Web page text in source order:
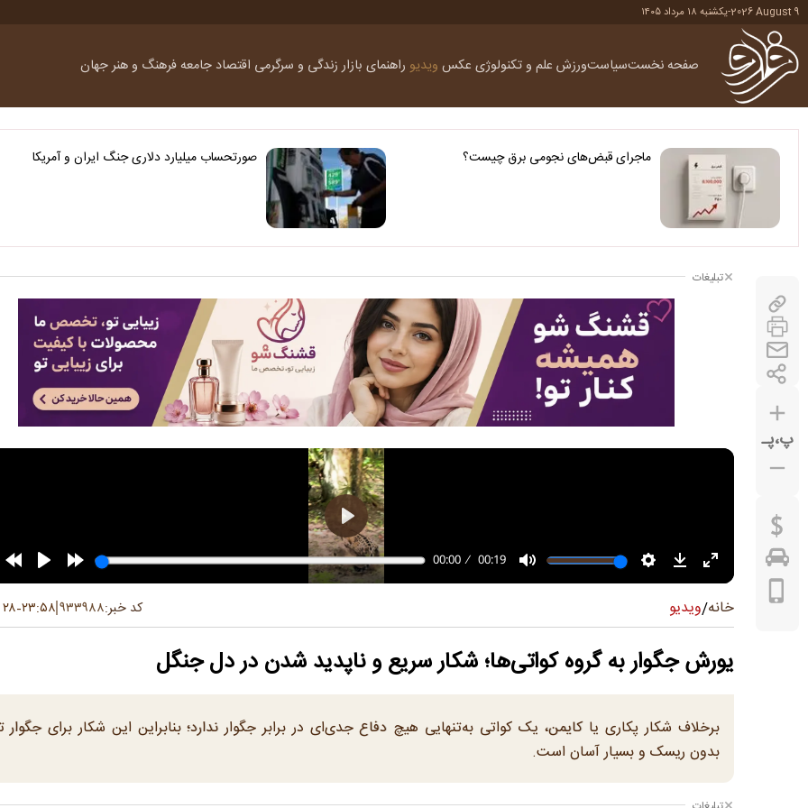
2026 August 9
-یکشنبه ۱۸ مرداد ۱۴۰۵
صفحه نخستسیاستورزش علم و تکنولوژی عکس ویدیو راهنمای بازارزندگی و سرگرمی اقتصاد جامعهفرهنگ و هنرجهان
ماجرای قبض‌های نجومی برق چیست؟ صورتحساب میلیارد دلاری جنگ ایران و آمریکا
پ،پـ
تبلیغات
خانه/ویدیو کد خبر:۹۳۳۹۸۸ ۲۳:۵۸-۲۸ آذر ۱۴۰۴
یورش جگوار به گروه کواتی‌ها؛ شکار سریع و ناپدید شدن در دل جنگل
برخلاف شکار پکاری یا کایمن، یک کواتی به‌تنهایی هیچ دفاع جدی‌ای در برابر جگوار ندارد؛ بنابراین این شکار برای جگوار
بدون ریسک و بسیار آسان است.